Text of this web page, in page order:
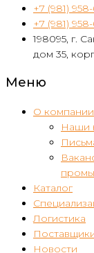
+7 (981)
+7 (981)
198095, г.
дом 35,
Меню
О компании
Наши
Каталог
Логистика
Новости